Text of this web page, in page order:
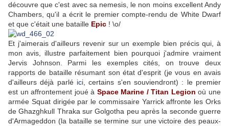
découvre que c'est avec sa nemesis, le non moins excellent Andy
Chambers, qu'il a écrit le premier compte-rendu de White Dwarf
et que c'était une bataille Epic ! \o/
Et j'aimerais d'ailleurs revenir sur un exemple bien précis qui, à
mon avis, illustre parfaitement bien pourquoi j'admire vraiment
Jervis Johnson. Parmi les exemples cités, on trouve deux
rapports de bataille résumant son état d'esprit (je vous en avais
d'ailleurs déjà parlé ici , certains s'en souviendront) : le premier
est un affrontement joué à Space Marine / Titan Legion où une
armée Squat dirigée par le commissaire Yarrick affronte les Orks
de Ghazghkull Thraka sur Golgotha peu après la seconde guerre
d'Armageddon (la bataille se termine sur une victoire des peaux-